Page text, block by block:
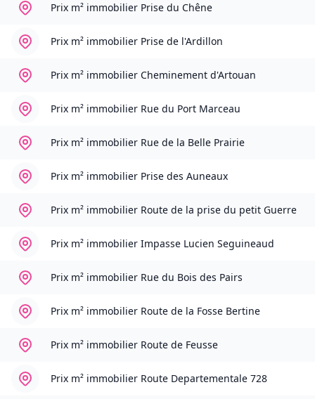
Prix m² immobilier Prise du Chêne
Prix m² immobilier Prise de l'Ardillon
Prix m² immobilier Cheminement d'Artouan
Prix m² immobilier Rue du Port Marceau
Prix m² immobilier Rue de la Belle Prairie
Prix m² immobilier Prise des Auneaux
Prix m² immobilier Route de la prise du petit Guerre
Prix m² immobilier Impasse Lucien Seguineaud
Prix m² immobilier Rue du Bois des Pairs
Prix m² immobilier Route de la Fosse Bertine
Prix m² immobilier Route de Feusse
Prix m² immobilier Route Departementale 728